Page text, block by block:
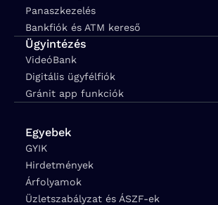
Panaszkezelés
Bankfiók és ATM kereső
Ügyintézés
VideóBank
Digitális ügyfélfiók
Gránit app funkciók
Egyebek
GYIK
Hirdetmények
Árfolyamok
Üzletszabályzat és ÁSZF-ek